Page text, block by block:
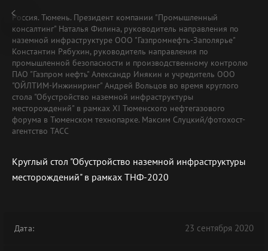
Россия. Тюмень. Президент компании "Промышленный
консалтинг" Наталья Филина, руководитель направления по
наземной инфраструктуре ООО "Газпромнефть-Заполярье"
Константин Рябухин, руководитель направления по
промышленной безопасности и производственному контролю
ПАО "Газпром нефть" Александр Инякин и учредитель ООО
"ОЙЛТИМ-Инжиниринг" Андрей Вольцов во время круглого
стола "Обустройство наземной инфраструктуры
месторождений" в рамках XI Тюменского нефтегазового
форума в Тюменском технопарке. Максим Слуцкий/фотохост-
агентство ТАСС
Круглый стол "Обустройство наземной инфраструктуры
месторождений" в рамках ТНФ-2020
Дата: 23 сентября 2020